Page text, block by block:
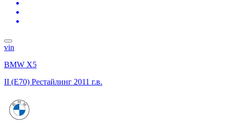
vin
BMW X5
II (E70) Рестайлинг 2011 г.в.